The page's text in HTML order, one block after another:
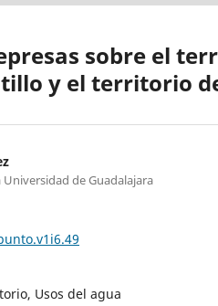
sobre el
y el territorio
de Guadalajara
Usos del agua